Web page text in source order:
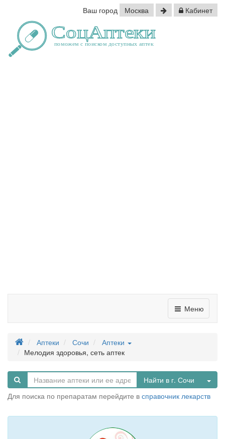
Ваш город Москва Кабинет
Меню
Аптеки Сочи
Аптеки
Мелодия здоровья, сеть аптек
Найти в г. Сочи
Для поиска по препаратам перейдите в справочник лекарств